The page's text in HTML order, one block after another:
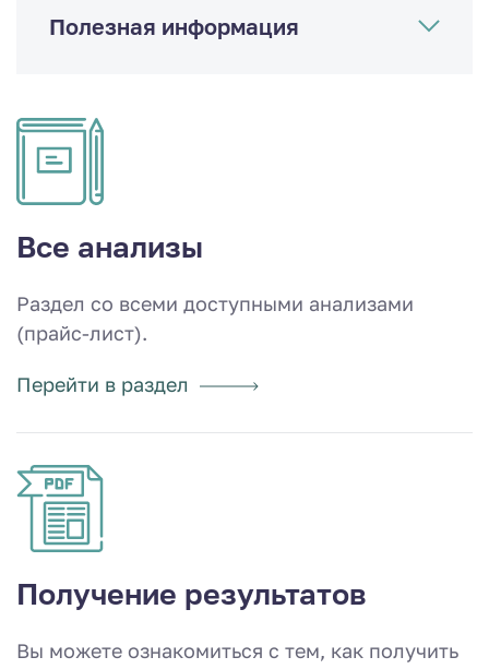
Полезная информация
Все анализы
Раздел со всеми доступными анализами
(прайс-лист).
Перейти в раздел
Получение результатов
Вы можете ознакомиться с тем, как получить